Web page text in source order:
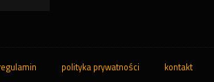
polityka prywatności kontakt